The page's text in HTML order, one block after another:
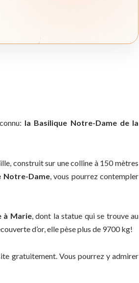
la Basilique Notre-Dame de la
construit sur une colline à 150 mètres
Notre-Dame, vous pourrez contempler
à Marie, dont la statue qui se trouve au
d’or, elle pèse plus de 9700 kg!
gratuitement. Vous pourrez y admirer